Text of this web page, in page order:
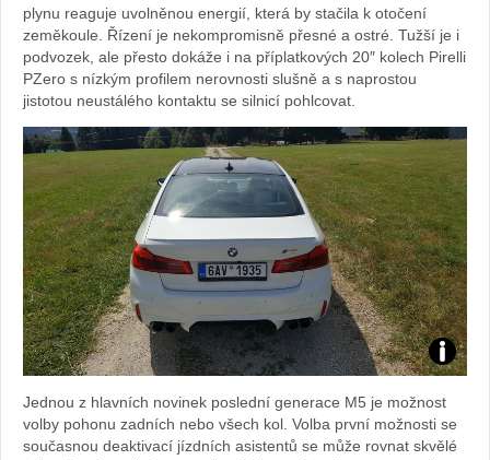
BMW
plynu reaguje uvolněnou energií, která by stačila k otočení
zeměkoule. Řízení je nekompromisně přesné a ostré. Tužší je i
podvozek, ale přesto dokáže i na příplatkových 20″ kolech Pirelli
PZero s nízkým profilem nerovnosti slušně a s naprostou
jistotou neustálého kontaktu se silnicí pohlcovat.
Zdroj:
Jednou z hlavních novinek poslední generace M5 je možnost
volby pohonu zadních nebo všech kol. Volba první možnosti se
současnou deaktivací jízdních asistentů se může rovnat skvělé